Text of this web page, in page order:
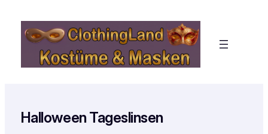
Inhalt
springen
Halloween Tageslinsen